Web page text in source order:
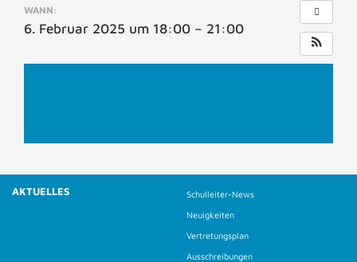
WANN:
6. Februar 2025 um 18:00 – 21:00
AKTUELLES
Schulleiter-News
Neuigkeiten
Vertretungsplan
Ausschreibungen